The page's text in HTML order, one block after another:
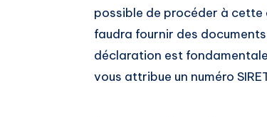
possible de procéder à cette
faudra fournir des
déclaration est
vous attribue un numéro